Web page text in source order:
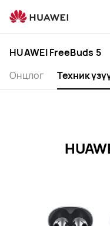
HUAWEI
FreeBuds
5
үзүүлэлтүүд
HUAWEI FreeBuds 5
Онцлог
Техник